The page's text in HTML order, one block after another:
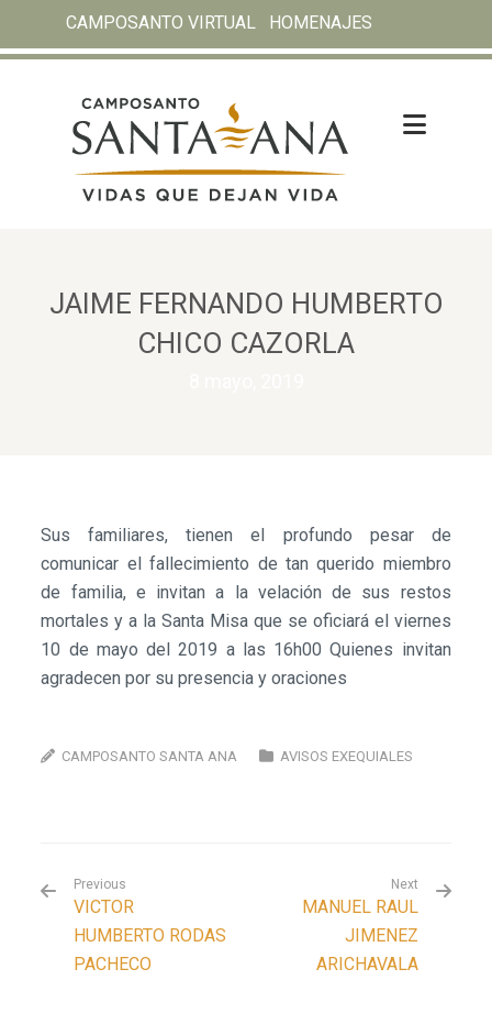
CAMPOSANTO VIRTUAL HOMENAJES
JAIME FERNANDO HUMBERTO
CHICO CAZORLA
Sus familiares, tienen el profundo pesar de
comunicar el fallecimiento de tan querido miembro
de familia, e invitan a la velación de sus restos
mortales y a la Santa Misa que se oficiará el viernes
10 de mayo del 2019 a las 16h00 Quienes invitan
agradecen por su presencia y oraciones
CAMPOSANTO SANTA ANA AVISOS EXEQUIALES
Previous
VICTOR
HUMBERTO RODAS
PACHECO
Next
MANUEL RAUL
JIMENEZ
ARICHAVALA